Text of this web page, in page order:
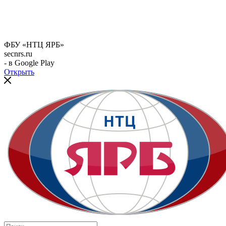
ФБУ «НТЦ ЯРБ»
secnrs.ru
- в Google Play
Открыть